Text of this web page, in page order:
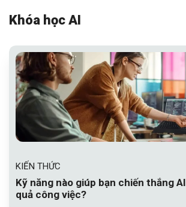
Khóa học AI
KIẾN THỨC
Kỹ năng nào giúp bạn chiến thắng
quả công việc?